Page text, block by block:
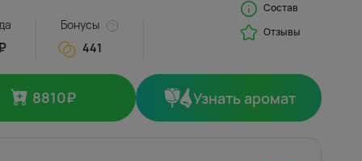
Бонусы
441
Состав
Отзывы
8810₽ Узнать аромат